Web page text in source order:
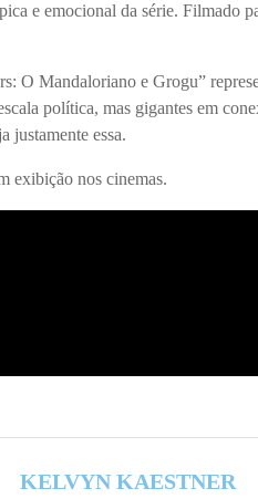
e emocional da série. Filmado
O Mandaloriano e Grogu”
política, mas gigantes em
justamente essa.
exibição nos cinemas.
KELVYN KAESTNER